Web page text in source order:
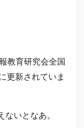
教育研究会全国
更新されていま
いとなあ。